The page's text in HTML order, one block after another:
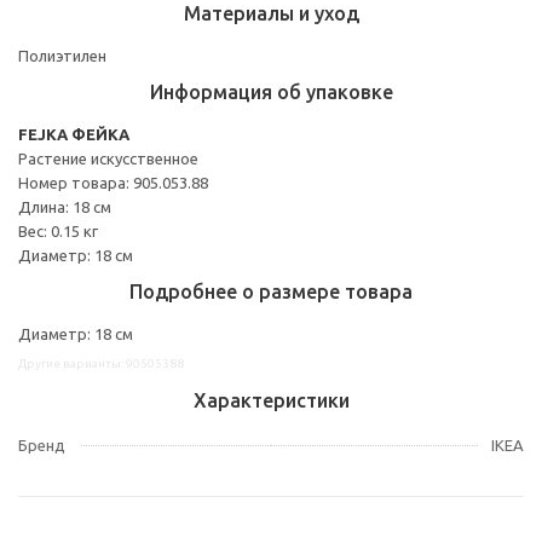
Материалы и уход
Полиэтилен
Информация об упаковке
FEJKA ФЕЙКА
Растение искусственное
Номер товара: 905.053.88
Длина: 18 см
Вес: 0.15 кг
Диаметр: 18 см
Подробнее о размере товара
Диаметр: 18 см
Характеристики
Бренд IKEA